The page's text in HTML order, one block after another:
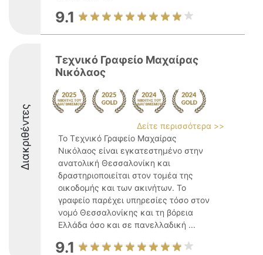
9.1
Διακριθέντες
Τεχνικό Γραφείο Μαχαίρας
Νικόλαος
Δείτε περισσότερα >>
Το Τεχνικό Γραφείο Μαχαίρας
Νικόλαος είναι εγκατεστημένο στην
ανατολική Θεσσαλονίκη και
δραστηριοποιείται στον τομέα της
οικοδομής και των ακινήτων. Το
γραφείο παρέχει υπηρεσίες τόσο στον
νομό Θεσσαλονίκης και τη βόρεια
Ελλάδα όσο και σε πανελλαδική ...
9.1